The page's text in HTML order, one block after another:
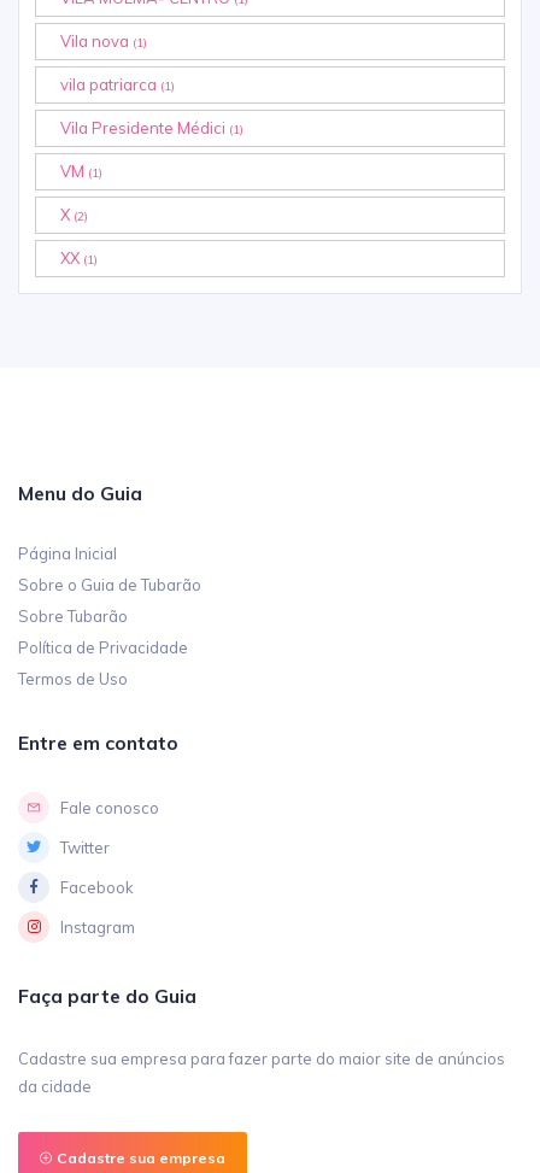
Vila nova (1)
vila patriarca (1)
Vila Presidente Médici (1)
VM (1)
X (2)
XX (1)
Menu do Guia
Página Inicial
Sobre o Guia de Tubarão
Sobre Tubarão
Política de Privacidade
Termos de Uso
Entre em contato
Fale conosco
Twitter
Facebook
Instagram
Faça parte do Guia
Cadastre sua empresa para fazer parte do maior site de anúncios
da cidade
Cadastre sua empresa